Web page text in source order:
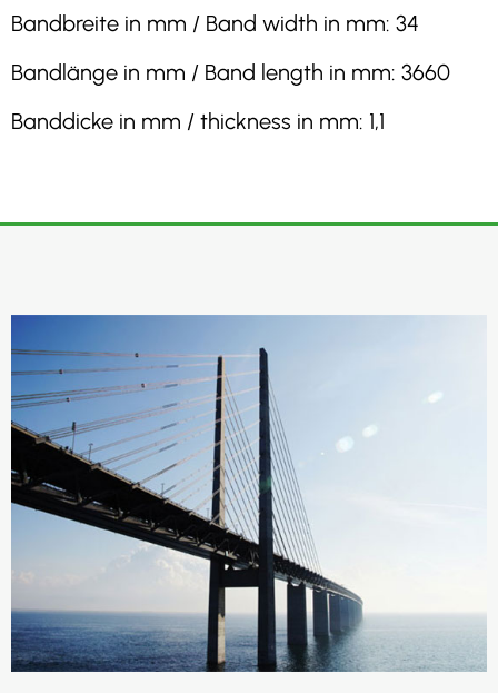
Bandbreite in mm / Band width in mm: 34
Bandlänge in mm / Band length in mm: 3660
Banddicke in mm / thickness in mm: 1,1